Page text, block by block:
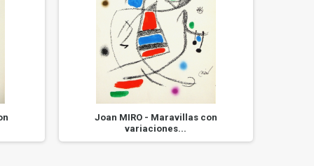
Joan MIRO - Maravillas con
variaciones...